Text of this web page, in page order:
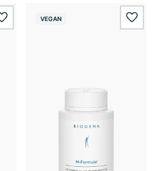
wishlist.add
VEGAN